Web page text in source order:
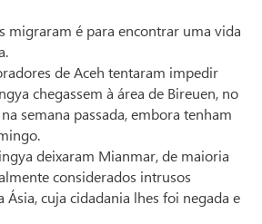
migraram é para encontrar uma vida
de Aceh tentaram impedir
chegassem à área de Bireuen, no
semana passada, embora tenham
deixaram Mianmar, de maioria
considerados intrusos
Ásia, cuja cidadania lhes foi negada e